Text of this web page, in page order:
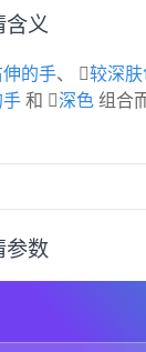
含义
的手、🏾较深
手 和🏿深色 组合
参数